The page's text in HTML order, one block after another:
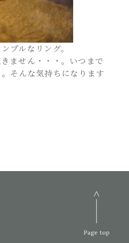
プルなリング。
ません・・・。いつまで
そんな気持ちになります